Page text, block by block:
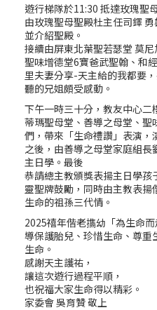
遊行梯隊於11:30 抵達玫瑰聖
由玫瑰聖母聖殿杜主任司鐸
並介紹聖殿。
接續由屏東北葉聖若瑟堂 莫
聖味增德堂6寶爸武聖翰、和
里夫妻分享-天主給的我都要
聽的兄姐頗受感動。
下午一時三十分，教友中心
蒂瑪聖母堂、善導之母堂、
們，帶來「生命禮讚」表演，
之後，由善導之母堂家庭組
主日學。最後
恭請總主教頒獎表揚主日學
靈聖牌鼓勵，同時由主教表
生命的祖孫三代情。
2025禧年偕老㩦幼「為生命
導保護胎兒、珍惜生命、尊
生命。
感謝天主護祐，
讓這次遊行過程平順，
也祝福大家生命得以精彩。
家委會 吳育贊 敬上